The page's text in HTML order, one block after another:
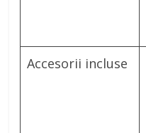
Accesorii incluse